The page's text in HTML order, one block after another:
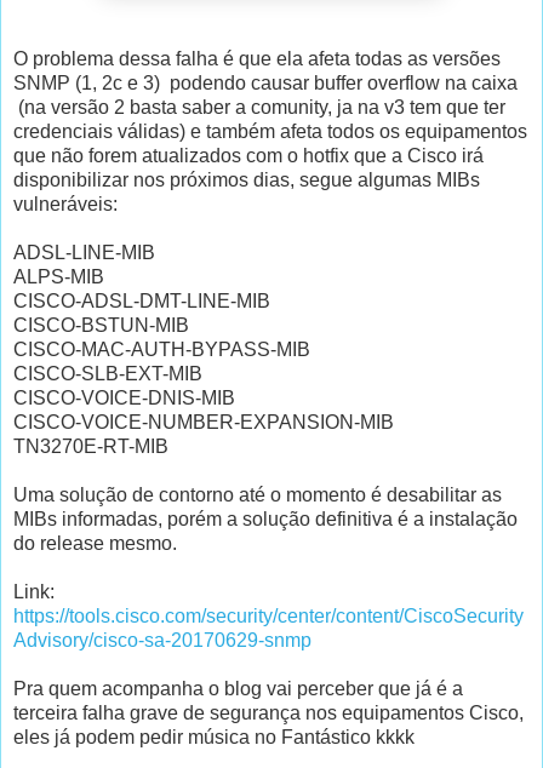
O problema dessa falha é que ela afeta todas as versões
SNMP (1, 2c e 3) podendo causar buffer overflow na caixa
(na versão 2 basta saber a comunity, ja na v3 tem que ter
credenciais válidas) e também afeta todos os equipamentos
que não forem atualizados com o hotfix que a Cisco irá
disponibilizar nos próximos dias, segue algumas MIBs
vulneráveis:
ADSL-LINE-MIB
ALPS-MIB
CISCO-ADSL-DMT-LINE-MIB
CISCO-BSTUN-MIB
CISCO-MAC-AUTH-BYPASS-MIB
CISCO-SLB-EXT-MIB
CISCO-VOICE-DNIS-MIB
CISCO-VOICE-NUMBER-EXPANSION-MIB
TN3270E-RT-MIB
Uma solução de contorno até o momento é desabilitar as
MIBs informadas, porém a solução definitiva é a instalação
do release mesmo.
Link:
https://tools.cisco.com/security/center/content/CiscoSecurity
Advisory/cisco-sa-20170629-snmp
Pra quem acompanha o blog vai perceber que já é a
terceira falha grave de segurança nos equipamentos Cisco,
eles já podem pedir música no Fantástico kkkk